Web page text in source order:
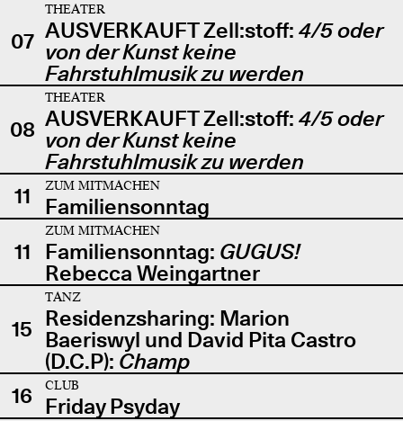
07
THEATER
AUSVERKAUFT Zell:stoff: 4/5 oder
von der Kunst keine
Fahrstuhlmusik zu werden
08
THEATER
AUSVERKAUFT Zell:stoff: 4/5 oder
von der Kunst keine
Fahrstuhlmusik zu werden
11
ZUM MITMACHEN
Familiensonntag
11
ZUM MITMACHEN
Familiensonntag: GUGUS!
Rebecca Weingartner
15
TANZ
Residenzsharing: Marion
Baeriswyl und David Pita Castro
(D.C.P): Champ
16
CLUB
Friday Psyday